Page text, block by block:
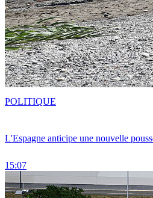
L'Espagne anticipe une nouvelle
15:07
POLITIQUE